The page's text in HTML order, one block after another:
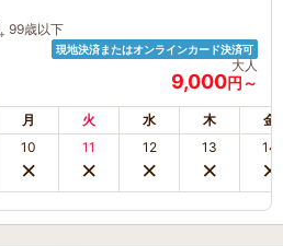
99歳以下
現地決済またはオンラインカード決済可
大人
9,000円～
月 火 水 木 金
10 11 12 13 14